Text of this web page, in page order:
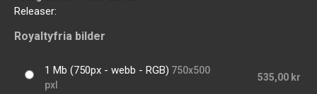
Releaser:
Royaltyfria bilder
1 Mb (750px - webb - RGB) 750x500
pxl
535,00 kr